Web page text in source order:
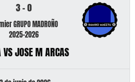
3-0
GRUPO MADROÑO
2025-2026
JOSE M ARCAS